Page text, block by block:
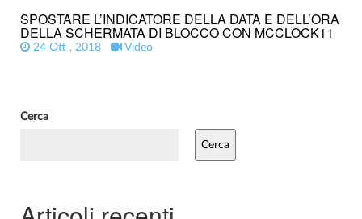
SPOSTARE L’INDICATORE DELLA DATA E DELL’ORA
DELLA SCHERMATA DI BLOCCO CON MCCLOCK11
24 Ott , 2018 Video
Cerca
Cerca